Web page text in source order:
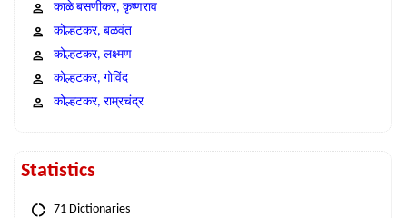
काळे बसणीकर, कृष्णराव
कोल्हटकर, बळवंत
कोल्हटकर, लक्ष्मण
कोल्हटकर, गोविंद
कोल्हटकर, राम्रचंद्र
Statistics
71 Dictionaries